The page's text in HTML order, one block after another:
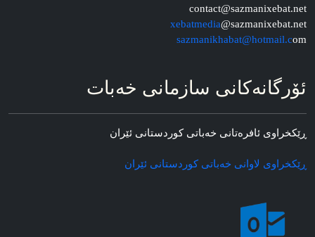
contact@sazmanixebat.net
xebatmedia@sazmanixebat.net
sazmanikhabat@hotmail.com
ئۆرگانه‌کانی سازمانی خه‌بات
ڕێکخراوی ئافره‌تانی خه‌باتی کوردستانی ئێران
ڕێکخراوی لاوانی خه‌باتی کوردستانی ئێران